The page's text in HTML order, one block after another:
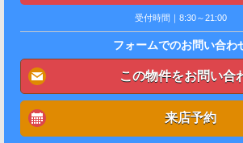
受付時間｜8:30～21:00
フォームでのお問い合わ
この物件をお問い合
来店予約